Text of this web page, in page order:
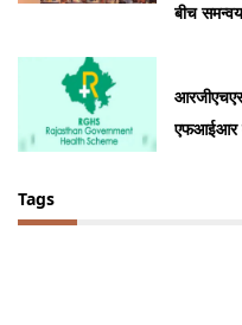
बीच
एफआईआर
Tags